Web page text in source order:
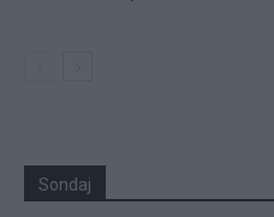
Sondaj